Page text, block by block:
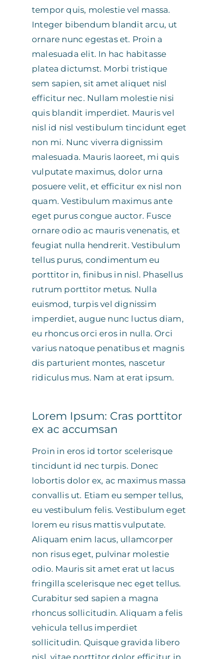
tempor quis, molestie vel massa.
Integer bibendum blandit arcu, ut
ornare nunc egestas et. Proin a
malesuada elit. In hac habitasse
platea dictumst. Morbi tristique
sem sapien, sit amet aliquet nisl
efficitur nec. Nullam molestie nisi
quis blandit imperdiet. Mauris vel
nisl id nisl vestibulum tincidunt eget
non mi. Nunc viverra dignissim
malesuada. Mauris laoreet, mi quis
vulputate maximus, dolor urna
posuere velit, et efficitur ex nisl non
quam. Vestibulum maximus ante
eget purus congue auctor. Fusce
ornare odio ac mauris venenatis, et
feugiat nulla hendrerit. Vestibulum
tellus purus, condimentum eu
porttitor in, finibus in nisl. Phasellus
rutrum porttitor metus. Nulla
euismod, turpis vel dignissim
imperdiet, augue nunc luctus diam,
eu rhoncus orci eros in nulla. Orci
varius natoque penatibus et magnis
dis parturient montes, nascetur
ridiculus mus. Nam at erat ipsum.
Lorem Ipsum: Cras porttitor
ex ac accumsan
Proin in eros id tortor scelerisque
tincidunt id nec turpis. Donec
lobortis dolor ex, ac maximus massa
convallis ut. Etiam eu semper tellus,
eu vestibulum felis. Vestibulum eget
lorem eu risus mattis vulputate.
Aliquam enim lacus, ullamcorper
non risus eget, pulvinar molestie
odio. Mauris sit amet erat ut lacus
fringilla scelerisque nec eget tellus.
Curabitur sed sapien a magna
rhoncus sollicitudin. Aliquam a felis
vehicula tellus imperdiet
sollicitudin. Quisque gravida libero